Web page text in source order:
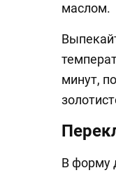
маслом.
минут,
В форму